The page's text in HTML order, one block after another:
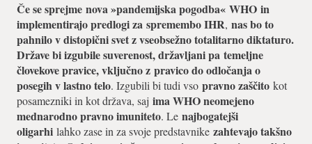
Če se sprejme nova »pandemijska pogodba« WHO in
implementirajo predlogi za spremembo IHR, nas bo to
pahnilo v distopični svet z vseobsežno totalitarno diktaturo.
Države bi izgubile suverenost, državljani pa temeljne
človekove pravice, vključno z pravico do odločanja o
posegih v lastno telo. Izgubili bi tudi vso pravno zaščito kot
posamezniki in kot država, saj ima WHO neomejeno
mednarodno pravno imuniteto. Le najbogatejši
oligarhi lahko zase in za svoje predstavnike zahtevajo takšno